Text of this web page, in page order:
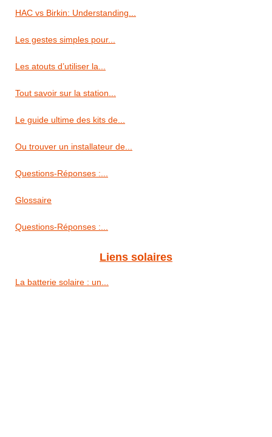
HAC vs Birkin: Understanding...
Les gestes simples pour...
Les atouts d’utiliser la...
Tout savoir sur la station...
Le guide ultime des kits de...
Ou trouver un installateur de...
Questions-Réponses :...
Glossaire
Questions-Réponses :...
Liens solaires
La batterie solaire : un...